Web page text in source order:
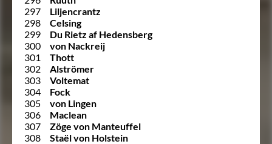
297
Liljencrantz
298
Celsing
299
Du Rietz af Hedensberg
300
von Nackreij
301
Thott
302
Alströmer
303
Voltemat
304
Fock
305
von Lingen
306
Maclean
307
Zöge von Manteuffel
308
Staël von Holstein